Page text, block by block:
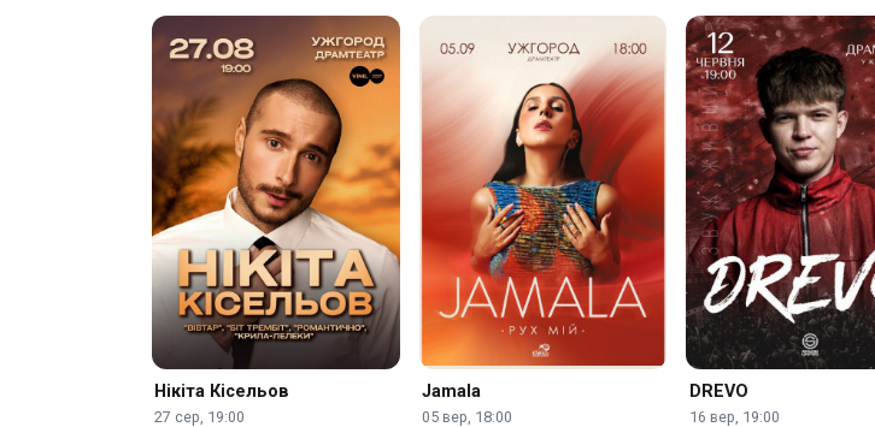
Нікіта Кісельов
27 сер, 19:00
Jamala
05 вер, 18:00
DREVO
16 вер, 19:00